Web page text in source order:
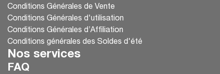
Conditions Générales de Vente
Conditions Générales d'utilisation
Conditions Générales d’Affiliation
Conditions générales des Soldes d'été
Nos services
FAQ